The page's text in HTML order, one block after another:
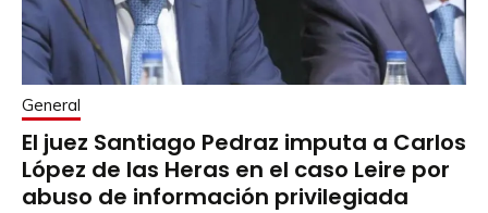
General
El juez Santiago Pedraz imputa a Carlos
López de las Heras en el caso Leire por
abuso de información privilegiada